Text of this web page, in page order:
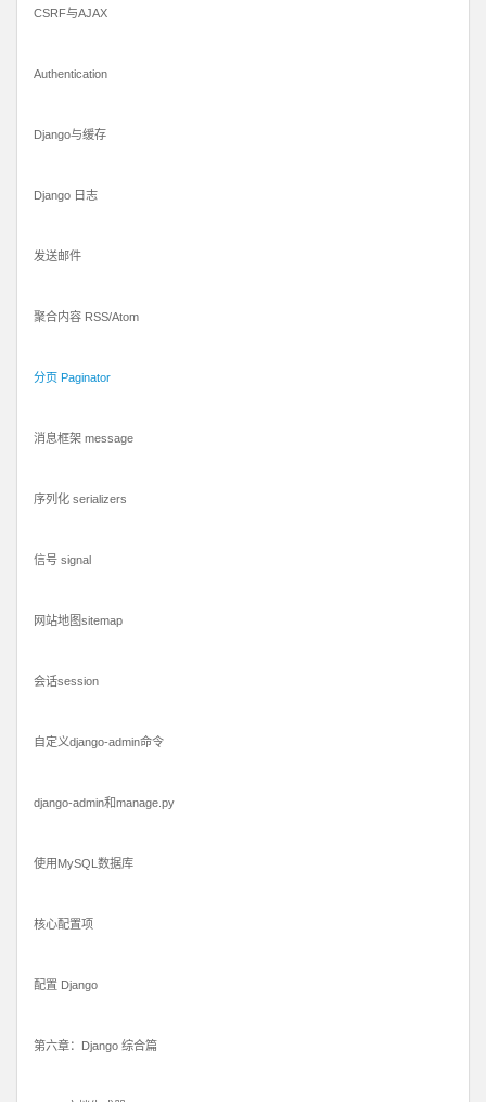
CSRF与AJAX
Authentication
Django与缓存
Django 日志
发送邮件
聚合内容 RSS/Atom
分页 Paginator
消息框架 message
序列化 serializers
信号 signal
网站地图sitemap
会话session
自定义django-admin命令
django-admin和manage.py
使用MySQL数据库
核心配置项
配置 Django
第六章：Django 综合篇